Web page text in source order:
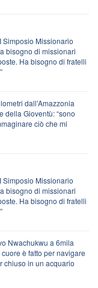
Simposio Missionario
bisogno di missionari
Ha bisogno di fratelli
dall’Amazzonia
della Gioventù: “sono
ciò che mi
Simposio Missionario
bisogno di missionari
Ha bisogno di fratelli
Nwachukwu a 6mila
è fatto per navigare
chiuso in un acquario